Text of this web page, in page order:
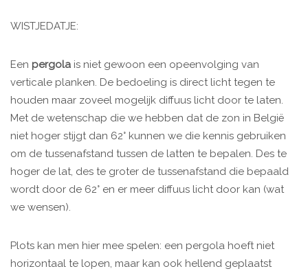
WISTJEDATJE:
Een pergola is niet gewoon een opeenvolging van
verticale planken. De bedoeling is direct licht tegen te
houden maar zoveel mogelijk diffuus licht door te laten.
Met de wetenschap die we hebben dat de zon in België
niet hoger stijgt dan 62° kunnen we die kennis gebruiken
om de tussenafstand tussen de latten te bepalen. Des te
hoger de lat, des te groter de tussenafstand die bepaald
wordt door de 62° en er meer diffuus licht door kan (wat
we wensen).
Plots kan men hier mee spelen: een pergola hoeft niet
horizontaal te lopen, maar kan ook hellend geplaatst